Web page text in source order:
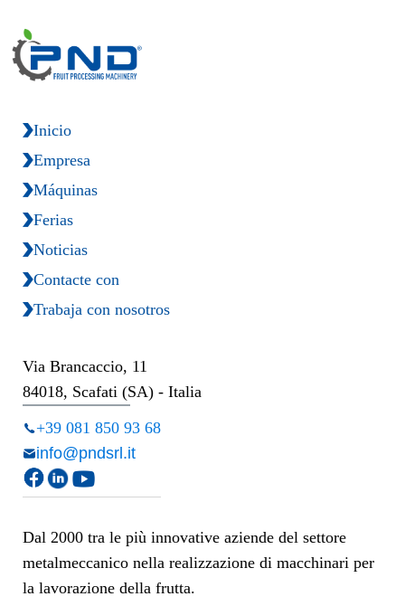
Dal 2000 tra le più innovative aziende del settore
metalmeccanico nella realizzazione di macchinari per
la lavorazione della frutta.
Inicio
Empresa
Máquinas
Ferias
Noticias
Contacte con
Trabaja con nosotros
Via Brancaccio, 11
84018, Scafati (SA) - Italia
+39 081 850 93 68
info@pndsrl.it